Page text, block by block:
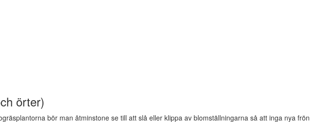
örter)
bör man åtminstone se till att slå eller klippa av blomställningarna så att inga nya frön